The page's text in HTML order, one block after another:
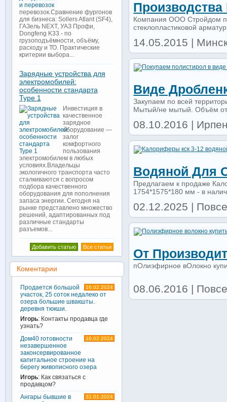
Компания ООО Стройдом
стеклопластиковой
14.05.2015 |
Виде
Закупаем по всей
Мытый/не мытый. Объём от
08.10.2016 |
Водяной Для
Предлагаем к продаже
1754*1575*180 мм - в
02.12.2025 |
От
пОлиэфирное вОлокно
08.06.2016 |
перевозок.Сравнение фургонов
для бизнеса: Sollers Atlant (SF4),
ГАЗель NEXT, УАЗ Профи,
Dongfeng K33 - по
грузоподъёмности, объёму,
расходу и ТО. Практические
критерии выбора...
Зарядные устройства для
электромобилей:
особенности стандарта
Type 1
Инвестиция в
качественное
зарядное
оборудование —
залог
комфортного
пользования
электромобилем в любых
условиях.Владельцы
экологичного транспорта часто
сталкиваются с вопросом
подбора качественного
оборудования для пополнения
запаса энергии. Сегодня на
рынке представлено множество
решений, адаптированных под
различные стандарты
разъемов...
Все статьи
Добавить статью
Коментарии
16.02.2024
Продается большой
участок, 25 соток недалеко от
озера большие швакшты.
деревня тюкши.
Игорь: Контакты продавца где
узнать?
16.02.2024
Дом40 готовности
незавершенное
законсервированное
капитальное строение на
берегу живописного озера
Игорь: Как связаться с
продавцом?
31.01.2024
Ангары бывшие в